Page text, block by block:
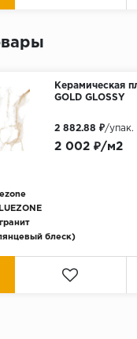
Керамическая
GOLD GLOSSY
блеск)
2 002 ₽/м2
2 882.88 ₽/упак.